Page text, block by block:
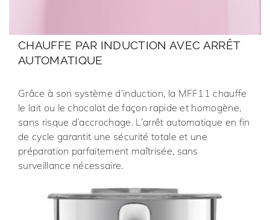
CHAUFFE PAR INDUCTION AVEC ARRÊT
AUTOMATIQUE
Grâce à son système d’induction, la MFF11 chauffe
le lait ou le chocolat de façon rapide et homogène,
sans risque d’accrochage. L’arrêt automatique en fin
de cycle garantit une sécurité totale et une
préparation parfaitement maîtrisée, sans
surveillance nécessaire.